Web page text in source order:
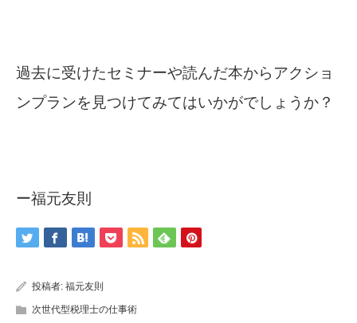
過去に受けたセミナーや読んだ本からアクショ
ンプランを見つけてみてはいかがでしょうか？
ー福元友則
投稿者: 福元友則
次世代型税理士の仕事術